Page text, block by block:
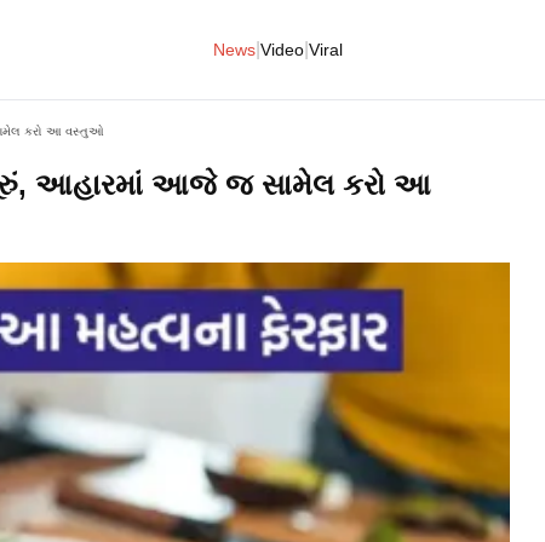
News Video Viral
કરો આ વસ્તુઓ
આહારમાં આજે જ સામેલ કરો આ